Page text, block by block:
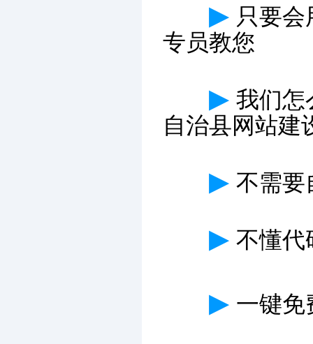
▶ 只要
专员教您
▶ 我们怎
自治县网站建
▶ 不需要
▶ 不懂代
▶ 一键免